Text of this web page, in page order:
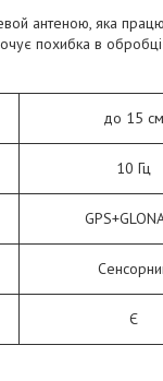
антеною, яка
похибка в
до 15 см
10 Гц
Є